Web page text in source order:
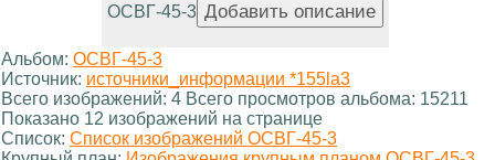
ОСВГ-45-3
Альбом: ОСВГ-45-3
Источник: источники_информации *155la3
Всего изображений: 4 Всего просмотров альбома: 15211
Показано 12 изображений на странице
Список: Список изображений ОСВГ-45-3